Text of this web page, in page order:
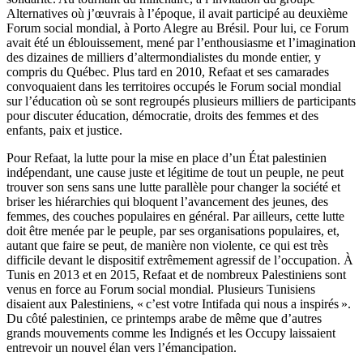
Alternatives où j’œuvrais à l’époque, il avait participé au deuxième
Forum social mondial, à Porto Alegre au Brésil. Pour lui, ce Forum
avait été un éblouissement, mené par l’enthousiasme et l’imagination
des dizaines de milliers d’altermondialistes du monde entier, y
compris du Québec. Plus tard en 2010, Refaat et ses camarades
convoquaient dans les territoires occupés le Forum social mondial
sur l’éducation où se sont regroupés plusieurs milliers de participants
pour discuter éducation, démocratie, droits des femmes et des
enfants, paix et justice.
Pour Refaat, la lutte pour la mise en place d’un État palestinien
indépendant, une cause juste et légitime de tout un peuple, ne peut
trouver son sens sans une lutte parallèle pour changer la société et
briser les hiérarchies qui bloquent l’avancement des jeunes, des
femmes, des couches populaires en général. Par ailleurs, cette lutte
doit être menée par le peuple, par ses organisations populaires, et,
autant que faire se peut, de manière non violente, ce qui est très
difficile devant le dispositif extrêmement agressif de l’occupation. À
Tunis en 2013 et en 2015, Refaat et de nombreux Palestiniens sont
venus en force au Forum social mondial. Plusieurs Tunisiens
disaient aux Palestiniens, « c’est votre Intifada qui nous a inspirés ».
Du côté palestinien, ce printemps arabe de même que d’autres
grands mouvements comme les Indignés et les Occupy laissaient
entrevoir un nouvel élan vers l’émancipation.